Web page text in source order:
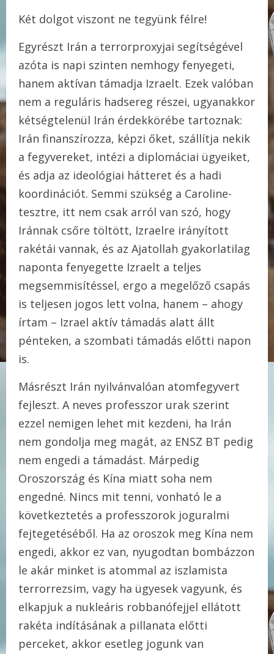
Két dolgot viszont ne tegyünk félre!
Egyrészt Irán a terrorproxyjai segítségével
azóta is napi szinten nemhogy fenyegeti,
hanem aktívan támadja Izraelt. Ezek valóban
nem a reguláris hadsereg részei, ugyanakkor
kétségtelenül Irán érdekkörébe tartoznak:
Irán finanszírozza, képzi őket, szállítja nekik
a fegyvereket, intézi a diplomáciai ügyeiket,
és adja az ideológiai hátteret és a hadi
koordinációt. Semmi szükség a Caroline-
tesztre, itt nem csak arról van szó, hogy
Iránnak csőre töltött, Izraelre irányított
rakétái vannak, és az Ajatollah gyakorlatilag
naponta fenyegette Izraelt a teljes
megsemmisítéssel, ergo a megelőző csapás
is teljesen jogos lett volna, hanem – ahogy
írtam – Izrael aktív támadás alatt állt
pénteken, a szombati támadás előtti napon
is.
Másrészt Irán nyilvánvalóan atomfegyvert
fejleszt. A neves professzor urak szerint
ezzel nemigen lehet mit kezdeni, ha Irán
nem gondolja meg magát, az ENSZ BT pedig
nem engedi a támadást. Márpedig
Oroszország és Kína miatt soha nem
engedné. Nincs mit tenni, vonható le a
következtetés a professzorok joguralmi
fejtegetéséből. Ha az oroszok meg Kína nem
engedi, akkor ez van, nyugodtan bombázzon
le akár minket is atommal az iszlamista
terrorrezsim, vagy ha ügyesek vagyunk, és
elkapjuk a nukleáris robbanófejjel ellátott
rakéta indításának a pillanata előtti
perceket, akkor esetleg jogunk van